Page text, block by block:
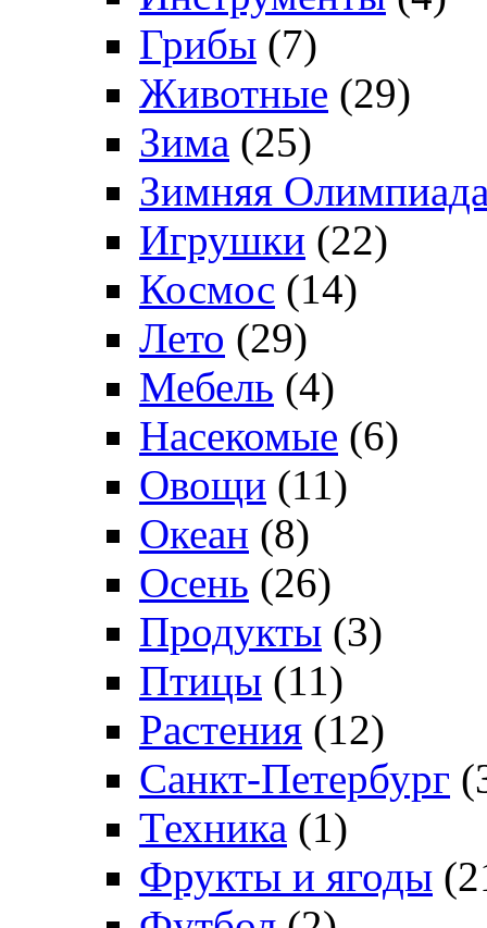
Грибы (7)
Животные (29)
Зима (25)
Зимняя
Игрушки (22)
Космос (14)
Лето (29)
Мебель (4)
Насекомые (6)
Овощи (11)
Океан (8)
Осень (26)
Продукты (3)
Птицы (11)
Растения (12)
Санкт-Петербург
Техника (1)
Фрукты и ягоды